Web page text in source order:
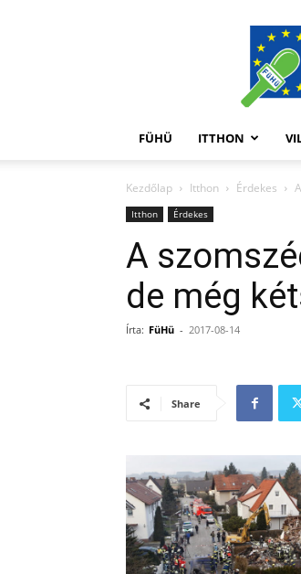
FÜHÜ ITTHON
Kezdőlap Itthon Érdekes
Itthon Érdekes
A
de még
Írta: FüHü - 2017-08-14
Share